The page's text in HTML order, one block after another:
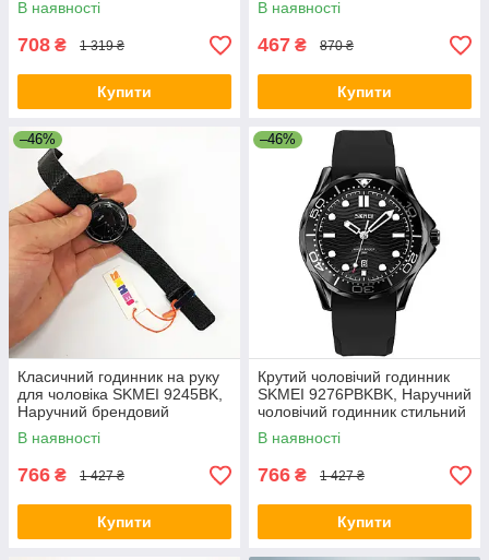
HF-17
В наявності
708 ₴ 1 319 ₴
Купити
В наявності
467 ₴ 870 ₴
Купити
–46%
Класичний годинник на руку
для чоловіка SKMEI 9245BK,
Наручний брендовий
годинник наручний чоловічий
FR-52
В наявності
766 ₴ 1 427 ₴
Купити
–46%
Крутий чоловічий годинник
SKMEI 9276PBKBK, Наручний
чоловічий годинник стильний
діловий RQ-23
В наявності
766 ₴ 1 427 ₴
Купити